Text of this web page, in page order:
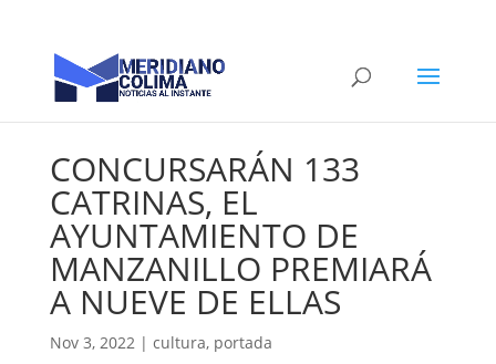
CONCURSARÁN 133
CATRINAS, EL
AYUNTAMIENTO DE
MANZANILLO PREMIARÁ
A NUEVE DE ELLAS
Nov 3, 2022| cultura, portada